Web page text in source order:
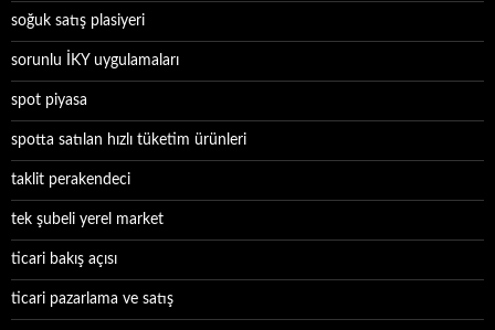
soğuk satış plasiyeri
sorunlu İKY uygulamaları
spot piyasa
spotta satılan hızlı tüketim ürünleri
taklit perakendeci
tek şubeli yerel market
ticari bakış açısı
ticari pazarlama ve satış